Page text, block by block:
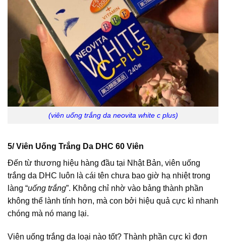
(viên uống trắng da neovita white c plus)
5/ Viên Uống Trắng Da DHC 60 Viên
Đến từ thương hiệu hàng đầu tại Nhật Bản, viên uống
trắng da DHC luôn là cái tên chưa bao giờ hạ nhiệt trong
làng “uống trắng”. Không chỉ nhờ vào bảng thành phần
không thể lành tính hơn, mà con bởi hiệu quả cực kì nhanh
chóng mà nó mang lại.
Viên uống trắng da loại nào tốt? Thành phần cực kì đơn